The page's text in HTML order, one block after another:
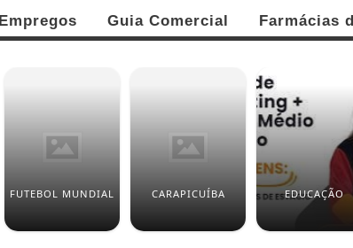
Empregos Guia Comercial Farmácias
FUTEBOL MUNDIAL CARAPICUÍBA EDUCAÇÃO